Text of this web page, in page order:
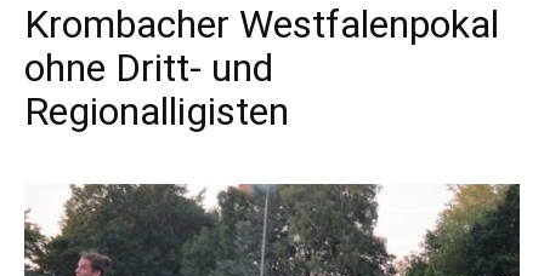
Krombacher Westfalenpokal
ohne Dritt- und
Regionalligisten